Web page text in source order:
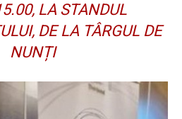
LA STANDUL
DE LA TÂRGUL DE
NUNȚI